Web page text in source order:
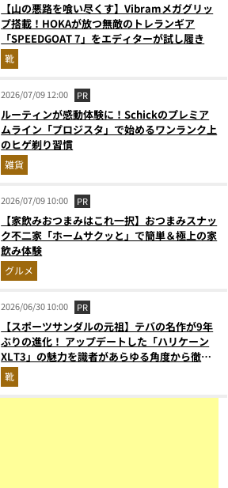
【山の悪路を喰い尽くす】Vibramメガグリッ
プ搭載！HOKAが放つ無敵のトレランギア
「SPEEDGOAT 7」をエディターが試し履き
靴
2026/07/09 12:00 PR
ルーティンが感動体験に！Schickのプレミア
ムライン「プロジスタ」で始めるワンランク上
のヒゲ剃り習慣
雑貨
2026/07/09 10:00 PR
【家飲みおつまみはこれ一択】おつまみスナッ
ク不二家「ホームサクッと」で簡単＆極上の家
飲み体験
グルメ
2026/06/30 10:00 PR
【スポーツサンダルの元祖】テバの名作が9年
ぶりの進化！ アップデートした「ハリケーン
XLT3」の魅力を識者があらゆる角度から徹底
解説！
靴